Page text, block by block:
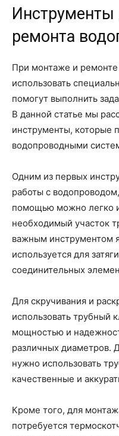
ремонта
При монтаже и
использовать
помогут выполнить
В данной статье мы
инструменты, которые
водопроводными
Одним из первых
работы с
помощью можно легко
необходимый участок
важным инструментом
используется для
соединительных
Для скручивания и
использовать трубный
мощностью и
различных диаметров.
нужно использовать
качественные и
Кроме того, для
потребуется